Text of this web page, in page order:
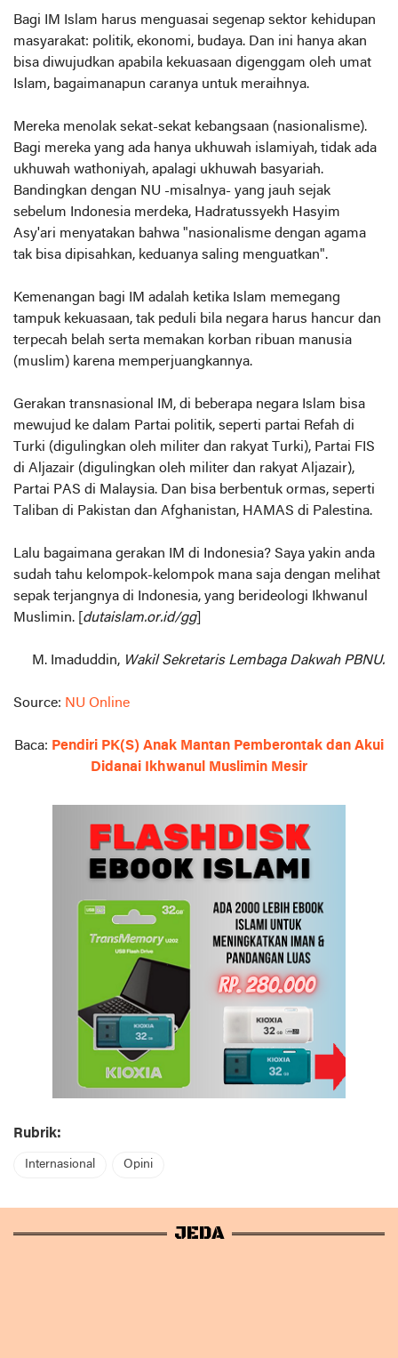
Bagi IM Islam harus menguasai segenap sektor kehidupan
masyarakat: politik, ekonomi, budaya. Dan ini hanya akan
bisa diwujudkan apabila kekuasaan digenggam oleh umat
Islam, bagaimanapun caranya untuk meraihnya.
Mereka menolak sekat-sekat kebangsaan (nasionalisme).
Bagi mereka yang ada hanya ukhuwah islamiyah, tidak ada
ukhuwah wathoniyah, apalagi ukhuwah basyariah.
Bandingkan dengan NU -misalnya- yang jauh sejak
sebelum Indonesia merdeka, Hadratussyekh Hasyim
Asy'ari menyatakan bahwa "nasionalisme dengan agama
tak bisa dipisahkan, keduanya saling menguatkan".
Kemenangan bagi IM adalah ketika Islam memegang
tampuk kekuasaan, tak peduli bila negara harus hancur dan
terpecah belah serta memakan korban ribuan manusia
(muslim) karena memperjuangkannya.
Gerakan transnasional IM, di beberapa negara Islam bisa
mewujud ke dalam Partai politik, seperti partai Refah di
Turki (digulingkan oleh militer dan rakyat Turki), Partai FIS
di Aljazair (digulingkan oleh militer dan rakyat Aljazair),
Partai PAS di Malaysia. Dan bisa berbentuk ormas, seperti
Taliban di Pakistan dan Afghanistan, HAMAS di Palestina.
Lalu bagaimana gerakan IM di Indonesia? Saya yakin anda
sudah tahu kelompok-kelompok mana saja dengan melihat
sepak terjangnya di Indonesia, yang berideologi Ikhwanul
Muslimin. [ dutaislam.or.id/gg]
M. Imaduddin, Wakil Sekretaris Lembaga Dakwah PBNU.
Source: NU Online
Baca: Pendiri PK(S) Anak Mantan Pemberontak dan Akui
Didanai Ikhwanul Muslimin Mesir
Rubrik:
Internasional Opini
JEDA